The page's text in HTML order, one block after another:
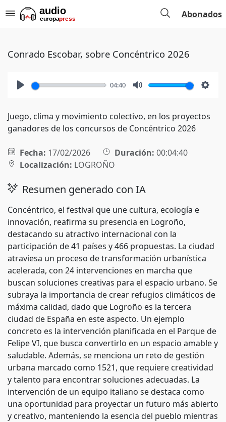
Abonados
Conrado Escobar, sobre Concéntrico 2026
04:40
Juego, clima y movimiento colectivo, en los proyectos
ganadores de los concursos de Concéntrico 2026
Fecha: 17/02/2026 Duración: 00:04:40
Localización: LOGROÑO
Resumen generado con IA
Concéntrico, el festival que une cultura, ecología e
innovación, reafirma su presencia en Logroño,
destacando su atractivo internacional con la
participación de 41 países y 466 propuestas. La ciudad
atraviesa un proceso de transformación urbanística
acelerada, con 24 intervenciones en marcha que
buscan soluciones creativas para el espacio urbano. Se
subraya la importancia de crear refugios climáticos de
máxima calidad, dado que Logroño es la tercera
ciudad de España en este aspecto. Un ejemplo
concreto es la intervención planificada en el Parque de
Felipe VI, que busca convertirlo en un espacio amable y
saludable. Además, se menciona un reto de gestión
urbana marcado como 1521, que requiere creatividad
y talento para encontrar soluciones adecuadas. La
intervención de un equipo italiano se destaca como
una oportunidad para proyectar un futuro más abierto
y creativo, manteniendo la esencia del pueblo mientras